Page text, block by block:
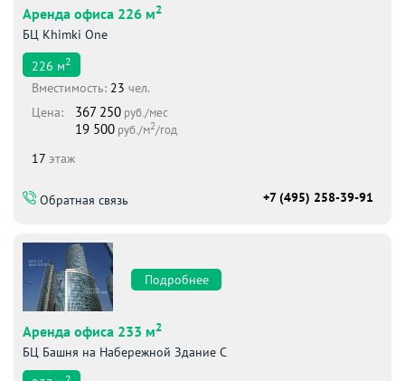
Аренда офиса 226 м2
БЦ Khimki One
226 м2
Вместимоcть: 23 чел.
Цена:
367 250 руб./мес
19 500 руб./м2/год
17 этаж
Обратная связь +7 (495) 258-39-91
Подробнее
Аренда офиса 233 м2
БЦ Башня на Набережной Здание С